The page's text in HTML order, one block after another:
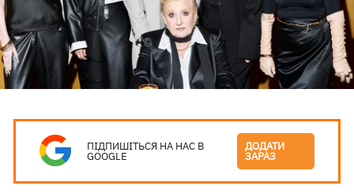
ПІДПИШІТЬСЯ НА НАС В
GOOGLE
ДОДАТИ
ЗАРАЗ